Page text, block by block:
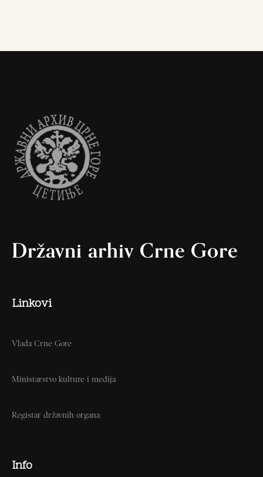
Državni arhiv Crne Gore
Linkovi
Vlada Crne Gore
Ministarstvo kulture i medija
Registar državnih organa
Info